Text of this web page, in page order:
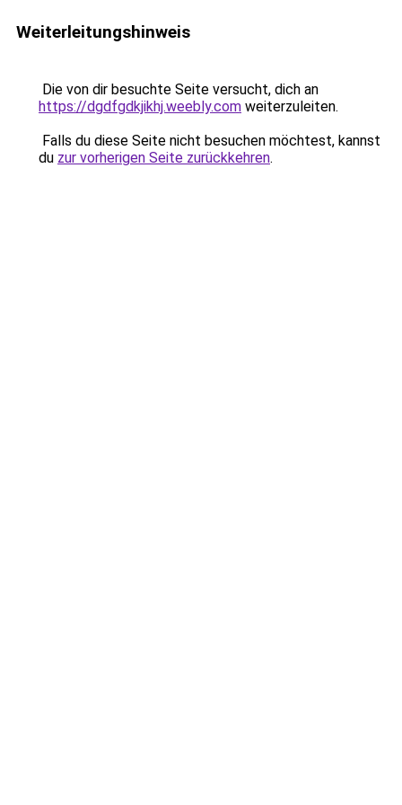
Weiterleitungshinweis
Die von dir besuchte Seite versucht, dich an
https://dgdfgdkjikhj.weebly.com weiterzuleiten.
Falls du diese Seite nicht besuchen möchtest, kannst
du zur vorherigen Seite zurückkehren.